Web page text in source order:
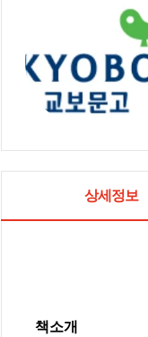
상세정보
책소개